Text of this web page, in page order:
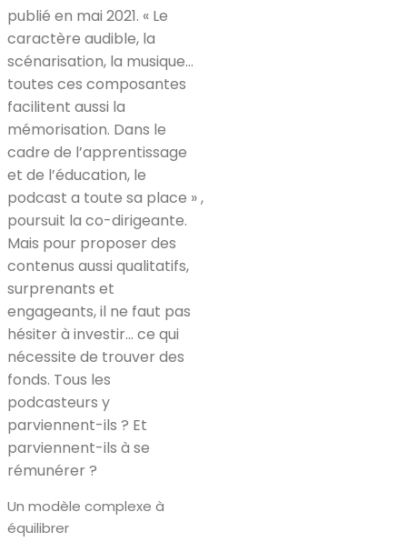
publié en mai 2021. « Le
caractère audible, la
scénarisation, la musique…
toutes ces composantes
facilitent aussi la
mémorisation. Dans le
cadre de l’apprentissage
et de l’éducation, le
podcast a toute sa place » ,
poursuit la co-dirigeante.
Mais pour proposer des
contenus aussi qualitatifs,
surprenants et
engageants, il ne faut pas
hésiter à investir… ce qui
nécessite de trouver des
fonds. Tous les
podcasteurs y
parviennent-ils ? Et
parviennent-ils à se
rémunérer ?
Un modèle complexe à
équilibrer